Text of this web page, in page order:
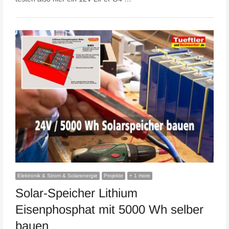
Elektronik & Strom & Solarenergie Projekte + 1 more
Solar-Speicher Lithium
Eisenphosphat mit 5000 Wh selber
bauen